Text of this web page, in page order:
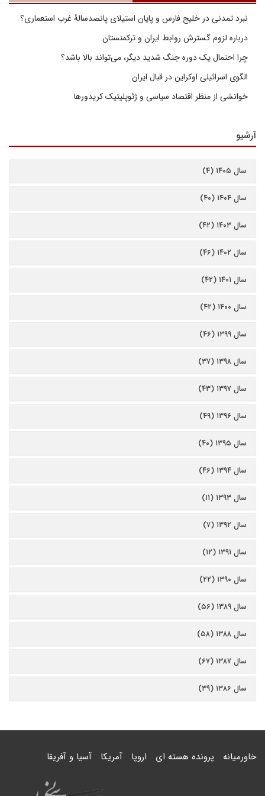
نبرد تمدنی در خلیج فارس و پایان استیلای پانصدسالۀ غرب استعماری؟
درباره لزوم گسترش روابط ایران و ترکمنستان
چرا احتمال یک دوره جنگ شدید دیگر، می‌تواند بالا باشد؟
الگوی اسرائیلی اوکراین در قبال ایران
خوانشی از منظر اقتصاد سیاسی و ژئوپلیتیک کریدورها
آرشیو
سال ۱۴۰۵ (۴)
سال ۱۴۰۴ (۴۰)
سال ۱۴۰۳ (۴۲)
سال ۱۴۰۲ (۴۶)
سال ۱۴۰۱ (۴۲)
سال ۱۴۰۰ (۴۲)
سال ۱۳۹۹ (۴۶)
سال ۱۳۹۸ (۳۷)
سال ۱۳۹۷ (۴۳)
سال ۱۳۹۶ (۴۹)
سال ۱۳۹۵ (۴۰)
سال ۱۳۹۴ (۴۶)
سال ۱۳۹۳ (۱۱)
سال ۱۳۹۲ (۷)
سال ۱۳۹۱ (۱۲)
سال ۱۳۹۰ (۲۲)
سال ۱۳۸۹ (۵۶)
سال ۱۳۸۸ (۵۸)
سال ۱۳۸۷ (۶۷)
سال ۱۳۸۶ (۳۹)
خاورمیانه پرونده هسته ای اروپا آمریکا آسیا و آفریقا